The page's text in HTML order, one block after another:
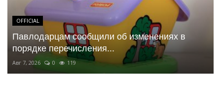
OFFICIAL
Павлодарцам сообщили об изменениях в
порядке перечисления...
Авг 7, 2026 0 119